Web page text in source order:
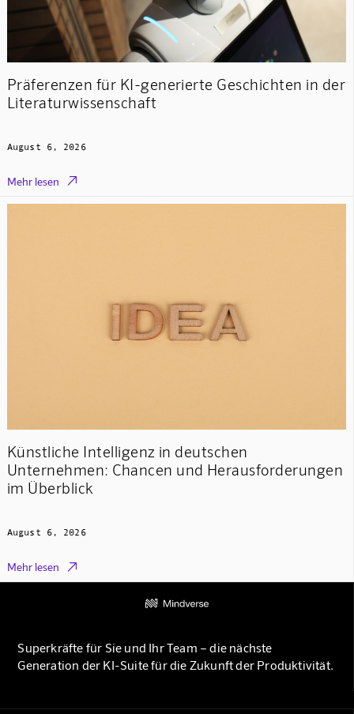
Präferenzen für KI-generierte Geschichten in der
Literaturwissenschaft
August 6, 2026
Mehr lesen 
Künstliche Intelligenz in deutschen
Unternehmen: Chancen und Herausforderungen
im Überblick
August 6, 2026
Mehr lesen 
Superkräfte für Sie und Ihr Team – die nächste
Generation der KI-Suite für die Zukunft der Produktivität.